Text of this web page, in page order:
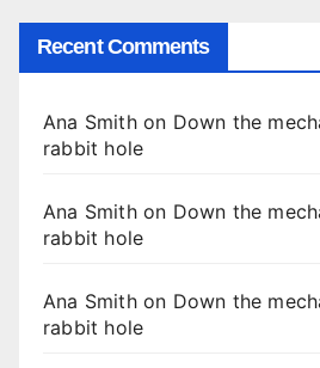
Recent Comments
Ana Smithon Down the
rabbit hole
Ana Smithon Down the
rabbit hole
Ana Smithon Down the
rabbit hole